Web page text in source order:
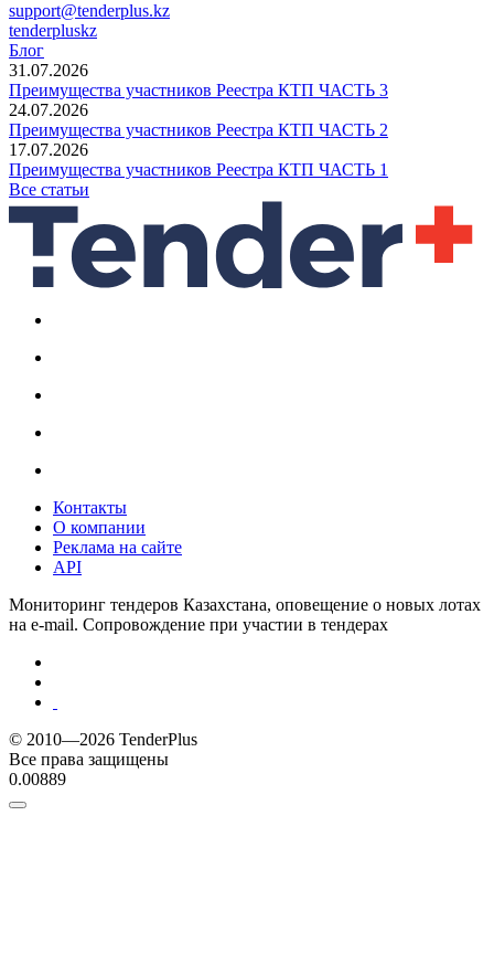
support@tenderplus.kz
tenderpluskz
Блог
31.07.2026
Преимущества участников Реестра КТП ЧАСТЬ 3
24.07.2026
Преимущества участников Реестра КТП ЧАСТЬ 2
17.07.2026
Преимущества участников Реестра КТП ЧАСТЬ 1
Все статьи
Контакты
О компании
Реклама на сайте
API
Мониторинг тендеров Казахстана, оповещение о новых лотах
на e-mail. Сопровождение при участии в тендерах
© 2010—2026 TenderPlus
Все права защищены
0.00889